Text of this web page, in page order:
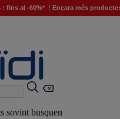
: fins al -60%* ! Encara més
sovint busquen